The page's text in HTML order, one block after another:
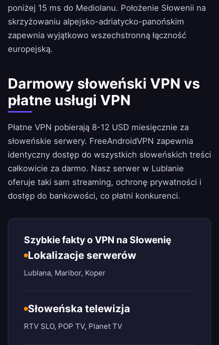
poniżej 15 ms do Mediolanu. Położenie Słowenii na
skrzyżowaniu alpejsko-adriatycko-panońskim
zapewnia wyjątkowo wszechstronną łączność
europejską.
Darmowy słoweński VPN vs
płatne usługi VPN
Płatne VPN pobierają 8-12 USD miesięcznie za
słoweńskie serwery. FreeAndroidVPN zapewnia
identyczny dostęp do wszystkich słoweńskich treści
całkowicie za darmo. Nasz serwer w Lublanie
oferuje taki sam streaming, ochronę prywatności i
dostęp do bankowości, co płatni konkurenci.
Szybkie fakty o VPN na Słowenię
Lokalizacje serwerów
Lublana, Maribor, Koper
Słoweńska telewizja
RTV SLO, POP TV, Planet TV